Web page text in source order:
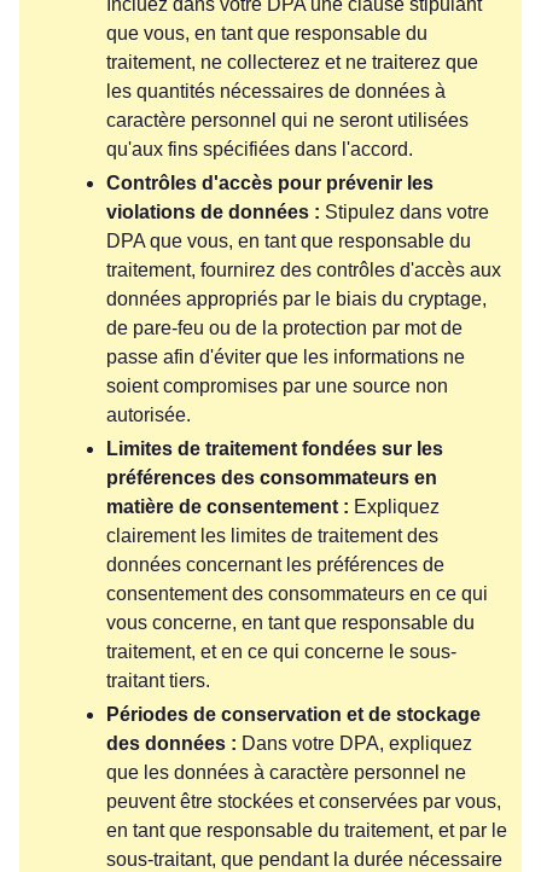
Incluez dans votre DPA une clause stipulant
que vous, en tant que responsable du
traitement, ne collecterez et ne traiterez que
les quantités nécessaires de données à
caractère personnel qui ne seront utilisées
qu'aux fins spécifiées dans l'accord.
Contrôles d'accès pour prévenir les
violations de données : Stipulez dans votre
DPA que vous, en tant que responsable du
traitement, fournirez des contrôles d'accès aux
données appropriés par le biais du cryptage,
de pare-feu ou de la protection par mot de
passe afin d'éviter que les informations ne
soient compromises par une source non
autorisée.
Limites de traitement fondées sur les
préférences des consommateurs en
matière de consentement : Expliquez
clairement les limites de traitement des
données concernant les préférences de
consentement des consommateurs en ce qui
vous concerne, en tant que responsable du
traitement, et en ce qui concerne le sous-
traitant tiers.
Périodes de conservation et de stockage
des données : Dans votre DPA, expliquez
que les données à caractère personnel ne
peuvent être stockées et conservées par vous,
en tant que responsable du traitement, et par le
sous-traitant, que pendant la durée nécessaire